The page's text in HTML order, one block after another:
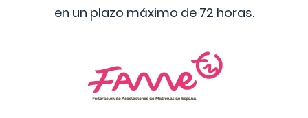
en un plazo máximo de 72 horas.